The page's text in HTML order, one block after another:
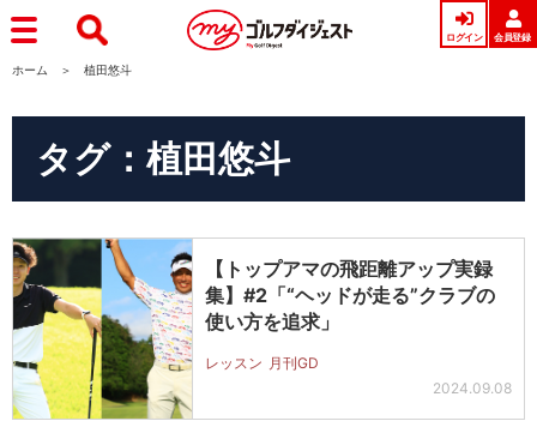
ログイン 会員登録
ホーム 植田悠斗
タグ：植田悠斗
【トップアマの飛距離アップ実録
集】#2「“ヘッドが走る”クラブの
使い方を追求」
レッスン 月刊GD
2024.09.08